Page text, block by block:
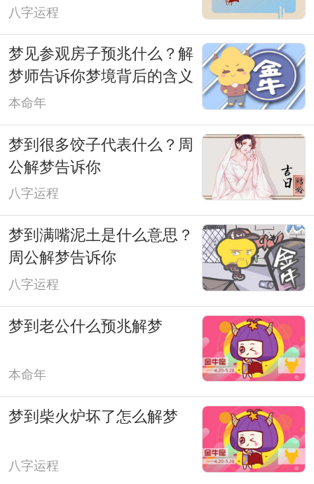
八字运程
梦见参观房子预兆什么？解
梦师告诉你梦境背后的含义
本命年
梦到很多饺子代表什么？周
公解梦告诉你
八字运程
梦到满嘴泥土是什么意思？
周公解梦告诉你
八字运程
梦到老公什么预兆解梦
本命年
梦到柴火炉坏了怎么解梦
八字运程